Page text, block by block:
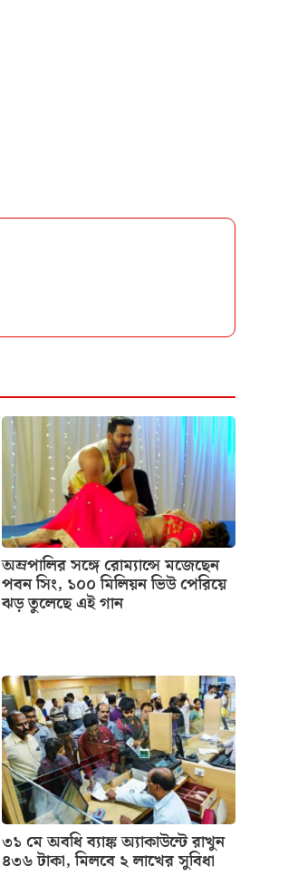
অম্রপালির সঙ্গে রোম্যান্সে মজেছেন
পবন সিং, ১০০ মিলিয়ন ভিউ পেরিয়ে
ঝড় তুলেছে এই গান
৩১ মে অবধি ব্যাঙ্ক অ্যাকাউন্টে রাখুন
৪৩৬ টাকা, মিলবে ২ লাখের সুবিধা